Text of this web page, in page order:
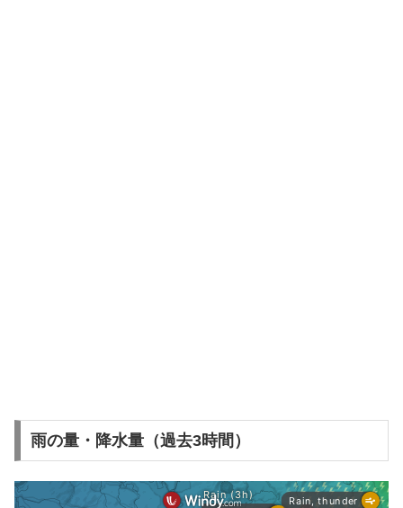
雨の量・降水量（過去3時間）